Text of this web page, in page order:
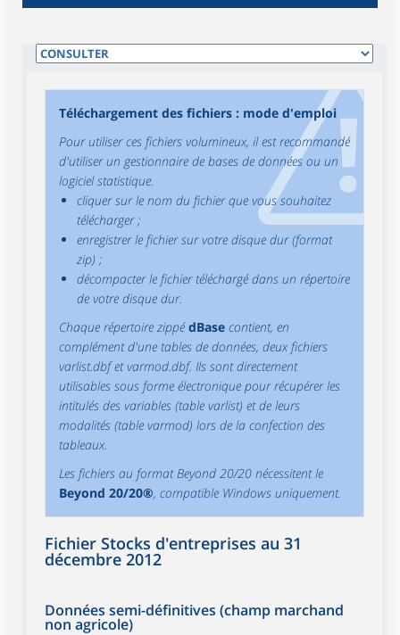
Téléchargement des fichiers : mode d'emploi
Pour utiliser ces fichiers volumineux, il est recommandé
d'utiliser un gestionnaire de bases de données ou un
logiciel statistique.
cliquer sur le nom du fichier que vous souhaitez
télécharger ;
enregistrer le fichier sur votre disque dur (format
zip) ;
décompacter le fichier téléchargé dans un répertoire
de votre disque dur.
Chaque répertoire zippédBase contient, en
complément d'une tables de données, deux fichiers
varlist.dbf et varmod.dbf. Ils sont directement
utilisables sous forme électronique pour récupérer les
intitulés des variables (table varlist) et de leurs
modalités (table varmod) lors de la confection des
tableaux.
Les fichiers au format Beyond 20/20 nécessitent le
Beyond 20/20®, compatible Windows uniquement.
Fichier Stocks d'entreprises au 31
décembre 2012
Données semi-définitives (champ marchand
non agricole)